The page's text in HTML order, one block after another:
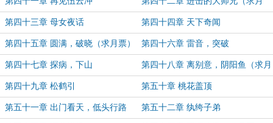
票）
第四十三章 母女夜话 第四十四章 天下奇闻
第四十五章 圆满，破晓（求月票） 第四十六章 雷音，突破
第四十七章 探病，下山 第四十八章 离别意，阴阳鱼（求月
票）
第四十九章 松鹤引 第五十章 桃花盖顶
第五十一章 出门看天，低头行路 第五十二章 纨绔子弟